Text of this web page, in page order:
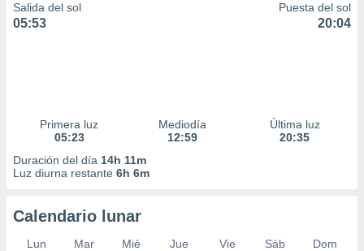
Salida del sol
05:53
Puesta del sol
20:04
Primera luz
05:23
Mediodía
12:59
Última luz
20:35
Duración del día 14h 11m
Luz diurna restante 6h 6m
Calendario lunar
Lun Mar Mié Jue Vie Sáb
Dom